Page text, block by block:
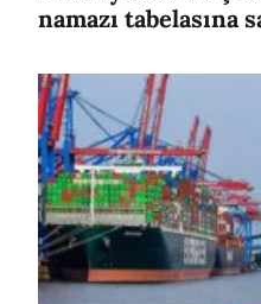
namazı tabelasına